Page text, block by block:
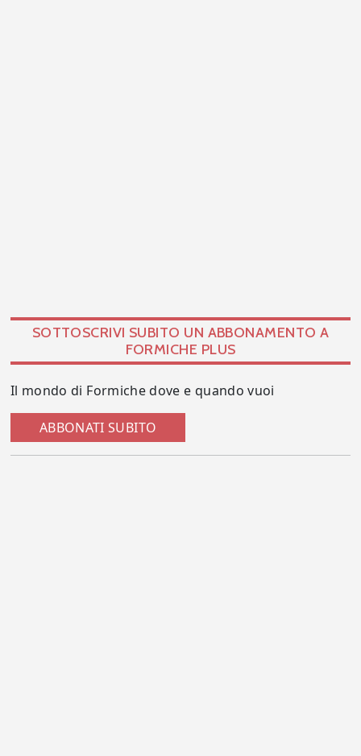
SOTTOSCRIVI SUBITO UN ABBONAMENTO A
FORMICHE PLUS
Il mondo di Formiche dove e quando vuoi
ABBONATI SUBITO